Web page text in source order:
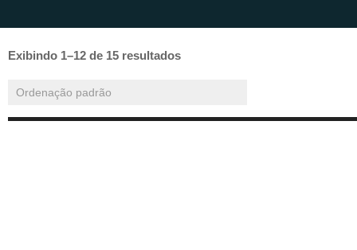
Exibindo 1–12 de 15 resultados